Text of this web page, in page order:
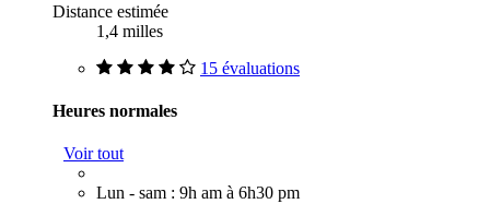
Distance estimée
1,4 milles
15 évaluations
Heures normales
Voir tout
Lun - sam : 9h am à 6h30 pm